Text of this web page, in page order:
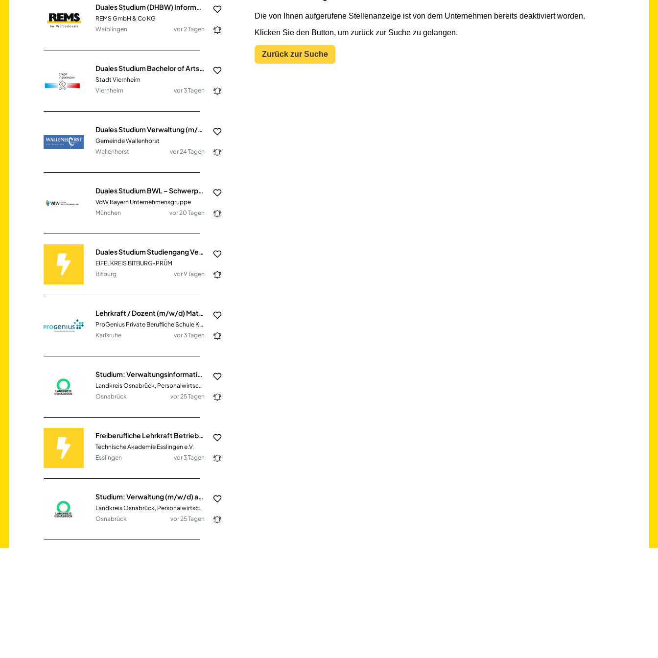
Duales Studium (DHBW) Informatik (m/w/d)
REMS GmbH & Co KG
Waiblingen
vor 2 Tagen
Duales Studium Bachelor of Arts - Public Administration (w/m/d)
Stadt Viernheim
Viernheim
vor 3 Tagen
Duales Studium Verwaltung (m/w/d)
Gemeinde Wallenhorst
Wallenhorst
vor 24 Tagen
Duales Studium BWL – Schwerpunkt Immobilien & Versicherung (B.Sc.) (m/w/d)
VdW Bayern Unternehmensgruppe
München
vor 20 Tagen
EIFELKREIS BITBURG-PRÜM
Bitburg
vor 9 Tagen
ProGenius Private Berufliche Schule Karlsruhe
Karlsruhe
vor 3 Tagen
Studium: Verwaltungsinformatik (m/w/d) ab dem 01.09.2027
Landkreis Osnabrück, Personalwirtschaft
Osnabrück
vor 25 Tagen
Freiberufliche Lehrkraft Betriebswirtschaftslehre (BWL) (m/w/d) auf Honorarbasis
Technische Akademie Esslingen e.V.
Esslingen
vor 3 Tagen
Studium: Verwaltung (m/w/d) ab dem 01.08./01.09.2027
Landkreis Osnabrück, Personalwirtschaft
Osnabrück
vor 25 Tagen